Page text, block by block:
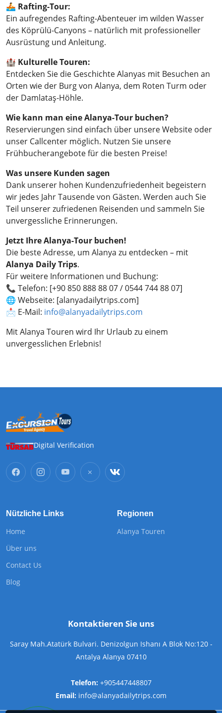
🚣 Rafting-Tour:
Ein aufregendes Rafting-Abenteuer im wilden Wasser
des Köprülü-Canyons – natürlich mit professioneller
Ausrüstung und Anleitung.
🏰 Kulturelle Touren:
Entdecken Sie die Geschichte Alanyas mit Besuchen an
Orten wie der Burg von Alanya, dem Roten Turm oder
der Damlataş-Höhle.
Wie kann man eine Alanya-Tour buchen?
Reservierungen sind einfach über unsere Website oder
unser Callcenter möglich. Nutzen Sie unsere
Frühbucherangebote für die besten Preise!
Was unsere Kunden sagen
Dank unserer hohen Kundenzufriedenheit begeistern
wir jedes Jahr Tausende von Gästen. Werden auch Sie
Teil unserer zufriedenen Reisenden und sammeln Sie
unvergessliche Erinnerungen.
Jetzt Ihre Alanya-Tour buchen!
Die beste Adresse, um Alanya zu entdecken – mit
Alanya Daily Trips.
Für weitere Informationen und Buchung:
📞 Telefon: [+90 850 888 88 07 / 0544 744 88 07]
🌐 Webseite: [alanyadailytrips.com]
📩 E-Mail: info@alanyadailytrips.com
Mit Alanya Touren wird Ihr Urlaub zu einem
unvergesslichen Erlebnis!
Digital Verification
Nützliche Links
Home
Über uns
Contact Us
Blog
Regionen
Alanya Touren
Kontaktieren Sie uns
Saray Mah.Atatürk Bulvari. Denizolgun Ishanı A Blok No:120 -
Antalya Alanya 07410
Telefon: +905447448807
Email: info@alanyadailytrips.com